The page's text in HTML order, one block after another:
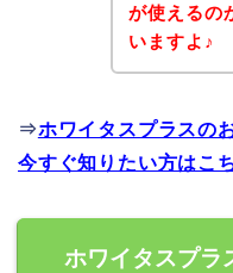
が使えるの
いますよ♪
⇒ホワイタスプラスの
今すぐ知りたい方はこ
ホワイタスプラ